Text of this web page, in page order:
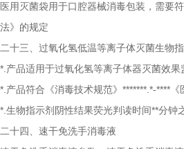
医用灭菌袋用于口腔器械消毒包装，需要
法》的规定
二十三、过氧化氢低温等离子体灭菌生物
*.产品适用于过氧化氢等离子体器灭菌效果
*.产品符合《消毒技术规范》*******.*-****
*.生物指示剂阴性结果荧光判读时间**分钟
二十四、速干免洗手消毒液